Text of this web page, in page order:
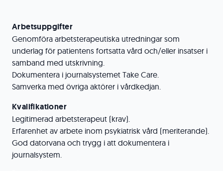
Arbetsuppgifter
Genomföra arbetsterapeutiska utredningar som
underlag för patientens fortsatta vård och/eller insatser i
samband med utskrivning.
Dokumentera i journalsystemet Take Care.
Samverka med övriga aktörer i vårdkedjan.
Kvalifikationer
Legitimerad arbetsterapeut (krav).
Erfarenhet av arbete inom psykiatrisk vård (meriterande).
God datorvana och trygg i att dokumentera i
journalsystem.